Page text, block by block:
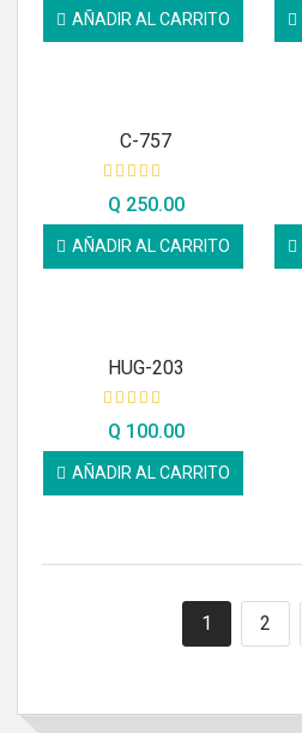
AÑADIR AL CARRITO
C-757
Q 250.00
AÑADIR AL CARRITO
HUG-203
Q 100.00
AÑADIR AL CARRITO
1 2